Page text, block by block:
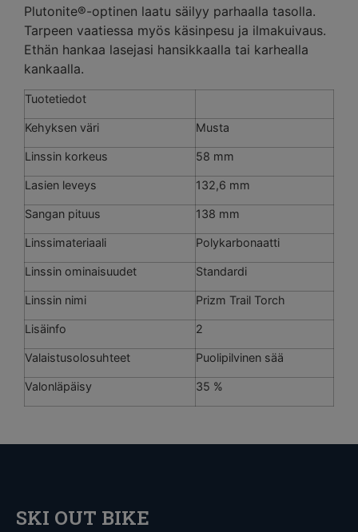
Plutonite®-optinen laatu säilyy parhaalla tasolla.
Tarpeen vaatiessa myös käsinpesu ja ilmakuivaus.
Ethän hankaa lasejasi hansikkaalla tai karhealla
kankaalla.
Tuotetiedot
Kehyksen väri Musta
Linssin korkeus 58 mm
Lasien leveys 132,6 mm
Sangan pituus 138 mm
Linssimateriaali Polykarbonaatti
Linssin ominaisuudet Standardi
Linssin nimi Prizm Trail Torch
Lisäinfo 2
Valaistusolosuhteet Puolipilvinen sää
Valonläpäisy 35 %
SKI OUT BIKE